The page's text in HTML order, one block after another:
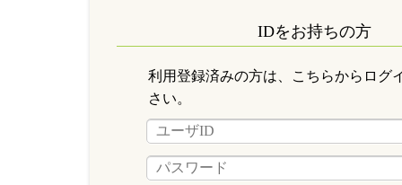
IDをお持ちの方
利用登録済みの方は、こちらからログ
さい。